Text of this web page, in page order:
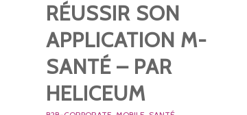
RÉUSSIR SON
APPLICATION M-
SANTÉ – PAR
HELICEUM